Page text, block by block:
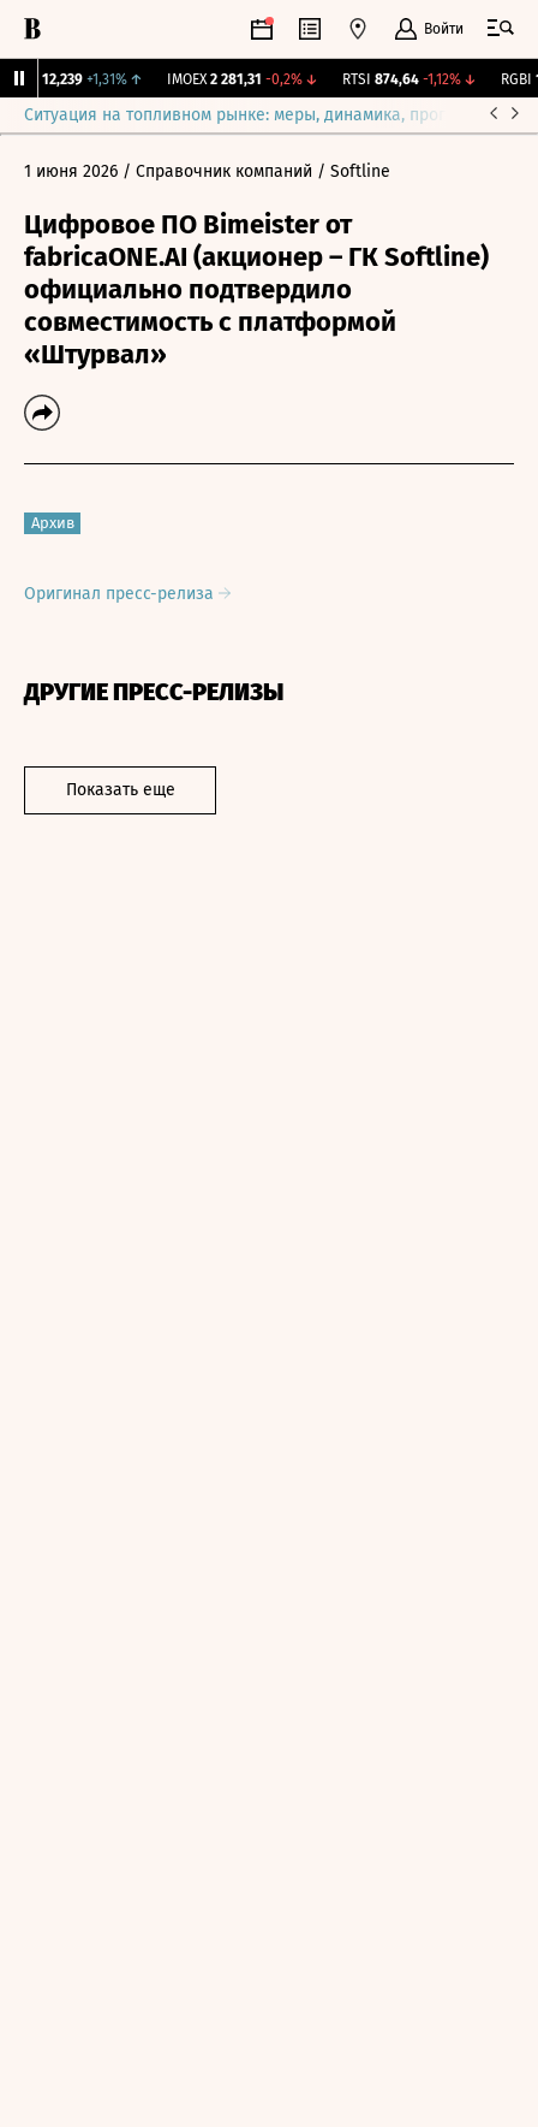
Войти
12,239 +1,31% ↑ IMOEX 2 281,31 -0,2%↓ RTSI 874,64 -1,12%↓ RGBI
Ситуация на топливном рынке: меры, динамика, прогнозы
1 июня 2026 / Справочник компаний / Softline
Цифровое ПО Bimeister от
fabricaONE.AI (акционер – ГК Softline)
официально подтвердило
совместимость с платформой
«Штурвал»
Архив
Оригинал пресс-релиза
ДРУГИЕ ПРЕСС-РЕЛИЗЫ
Показать еще